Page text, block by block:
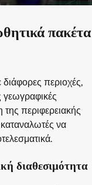
πακέτα
περιοχές,
περιφερειακής
να
διαθεσιμότητα